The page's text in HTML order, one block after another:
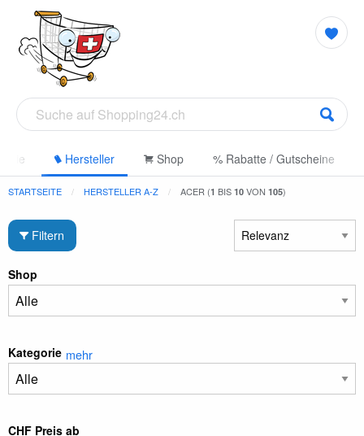
Hersteller Shop % Rabatte / Gutscheine
STARTSEITE HERSTELLER A-Z ACER (1 BIS 10 VON 105)
Filtern
Shop
Kategorie mehr
CHF Preis ab